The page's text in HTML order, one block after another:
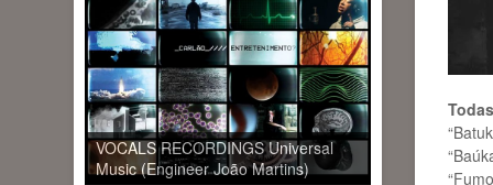
VOCALS RECORDINGS Universal
Music (Engineer João Martins)